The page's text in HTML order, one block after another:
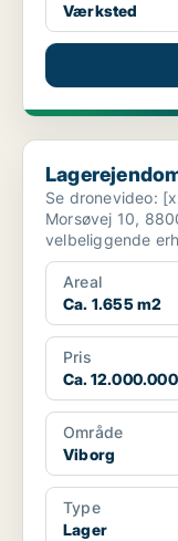
Værksted
Lagerejendom i
Se dronevideo: [xxxxx] Pris: DKK
Morsøvej 10,
velbeliggende
strategisk pla...
Areal
Ca. 1.655 m2
Pris
Ca.
Område
Viborg
Type
Lager